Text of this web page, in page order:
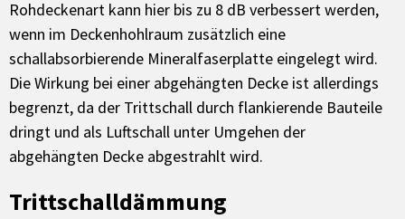
Rohdeckenart kann hier bis zu 8 dB verbessert werden,
wenn im Deckenhohlraum zusätzlich eine
schallabsorbierende Mineralfaserplatte eingelegt wird.
Die Wirkung bei einer abgehängten Decke ist allerdings
begrenzt, da der Trittschall durch flankierende Bauteile
dringt und als Luftschall unter Umgehen der
abgehängten Decke abgestrahlt wird.
Trittschalldämmung